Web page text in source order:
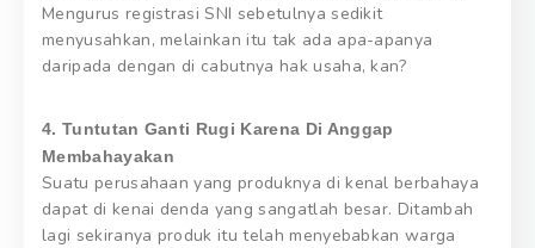
Mengurus registrasi SNI sebetulnya sedikit
menyusahkan, melainkan itu tak ada apa-apanya
daripada dengan di cabutnya hak usaha, kan?
4. Tuntutan Ganti Rugi Karena Di Anggap
Membahayakan
Suatu perusahaan yang produknya di kenal berbahaya
dapat di kenai denda yang sangatlah besar. Ditambah
lagi sekiranya produk itu telah menyebabkan warga